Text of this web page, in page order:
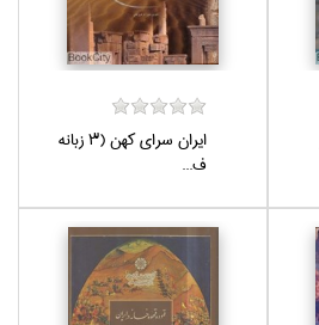
ايران سراي كهن (3 زبانه
ف...